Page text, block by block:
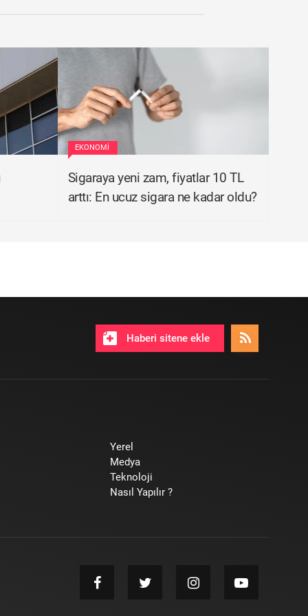
EKONOMI
Sigaraya yeni zam, fiyatlar 10 TL
arttı: En ucuz sigara ne kadar oldu?
Haberi sitene ekle
Yerel
Medya
Teknoloji
Nasıl Yapılır ?